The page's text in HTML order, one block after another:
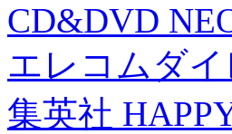
CD&DVD
エレコムダ
集英社